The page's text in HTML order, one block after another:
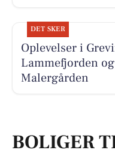
DET SKER
Oplevelser i
Lammefjorden
Malergården
BOLIGER